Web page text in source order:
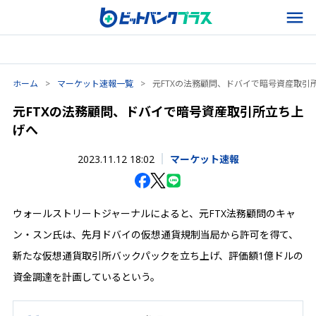
ホーム > マーケット速報一覧 > 元FTXの法務顧問、ドバイで暗号資産取引
元FTXの法務顧問、ドバイで暗号資産取引所立ち上
げへ
2023.11.12 18:02 マーケット速報
ウォールストリートジャーナルによると、元FTX法務顧問のキャ
ン・スン氏は、先月ドバイの仮想通貨規制当局から許可を得て、
新たな仮想通貨取引所バックパックを立ち上げ、評価額1億ドルの
資金調達を計画しているという。